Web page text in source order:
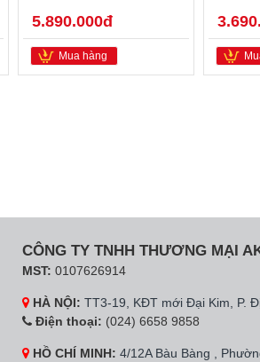
5.890.000đ
Mua hàng
CÔNG TY TNHH THƯƠNG MẠI
MST: 0107626914
HÀ NỘI: TT3-19, KĐT mới Đại Kim, P.
Điện thoại: (024) 6658 9858
HỒ CHÍ MINH: 4/12A Bàu Bàng ,